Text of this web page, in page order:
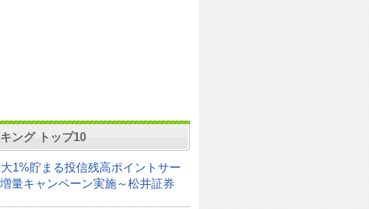
ング トップ10
1%貯まる投信残高ポイントサー
量キャンペーン実施～松井証券